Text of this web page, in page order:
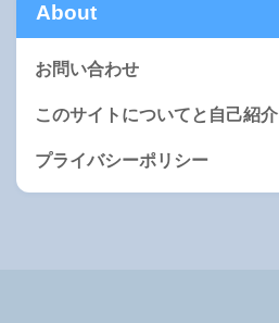
About
お問い合わせ
このサイトについてと自己紹介
プライバシーポリシー